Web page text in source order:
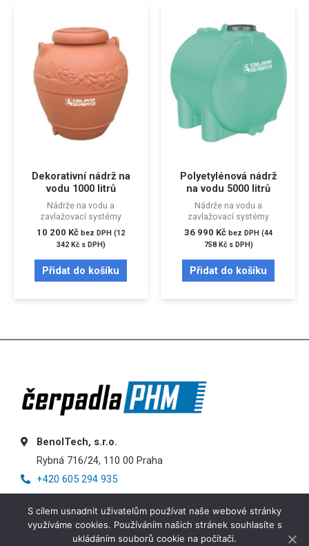
Dekorativní nádrž na
vodu 1000 litrů
Nádrže na vodu a
zavlažovací systémy
10 200 Kč bez DPH (12
342Kčs DPH)
Přidat do košíku
Polyetylénová nádrž
na vodu 5000 litrů
Nádrže na vodu a
zavlažovací systémy
36 990 Kč bez DPH (44
758 Kčs DPH)
Přidat do košíku
BenolTech, s.r.o.
Rybná 716/24, 110 00 Praha
+420 605 294 935
info@cerpadlaphm.cz
S cílem usnadnit uživatelům používat naše webové stránky
využíváme cookies. Používáním našich stránek souhlasíte s
ukládáním souborů cookie na počítači.